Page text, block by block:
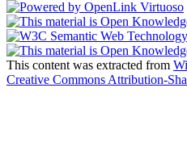
This content was extracted from
Creative Commons Attribution-